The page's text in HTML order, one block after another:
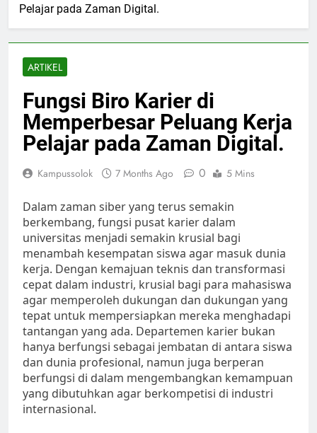
Pelajar pada Zaman Digital.
ARTIKEL
Fungsi Biro Karier di
Memperbesar Peluang Kerja
Pelajar pada Zaman Digital.
Kampussolok 7 Months Ago 0 5 Mins
Dalam zaman siber yang terus semakin
berkembang, fungsi pusat karier dalam
universitas menjadi semakin krusial bagi
menambah kesempatan siswa agar masuk dunia
kerja. Dengan kemajuan teknis dan transformasi
cepat dalam industri, krusial bagi para mahasiswa
agar memperoleh dukungan dan dukungan yang
tepat untuk mempersiapkan mereka menghadapi
tantangan yang ada. Departemen karier bukan
hanya berfungsi sebagai jembatan di antara siswa
dan dunia profesional, namun juga berperan
berfungsi di dalam mengembangkan kemampuan
yang dibutuhkan agar berkompetisi di industri
internasional.